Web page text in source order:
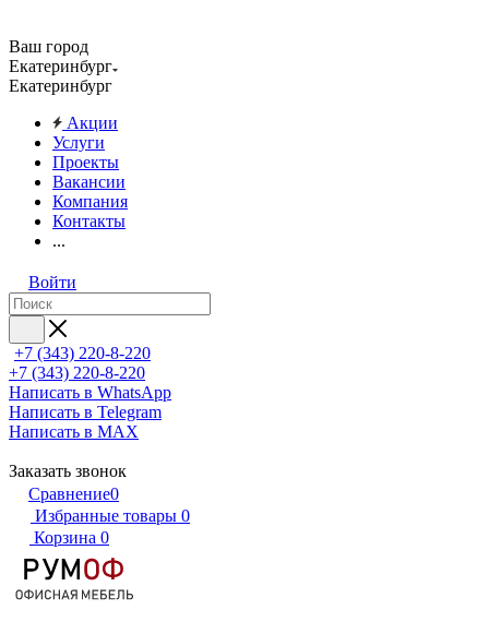
Ваш город
Екатеринбург
Екатеринбург
Акции
Услуги
Проекты
Вакансии
Компания
Контакты
...
Войти
+7 (343) 220-8-220
+7 (343) 220-8-220
Написать в WhatsApp
Написать в Telegram
Написать в MAX
Заказать звонок
Сравнение0
Избранные товары 0
Корзина 0